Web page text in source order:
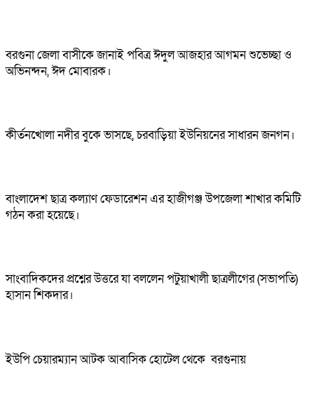
বরগুনা জেলা বাসীকে জানাই পবিত্র ঈদুল আজহার আগমন শুভেচ্ছা ও
অভিনন্দন, ঈদ মোবারক।
কীর্তনখোলা নদীর বুকে ভাসছে, চরবাড়িয়া ইউনিয়নের সাধারন জনগন।
বাংলাদেশ ছাত্র কল্যাণ ফেডারেশন এর হাজীগঞ্জ উপজেলা শাখার কমিটি
গঠন করা হয়েছে।
সাংবাদিকদের প্রশ্নের উত্তরে যা বললেন পটুয়াখালী ছাত্রলীগের (সভাপতি)
হাসান শিকদার।
ইউপি চেয়ারম্যান আটক আবাসিক হোটেল থেকে বরগুনায়